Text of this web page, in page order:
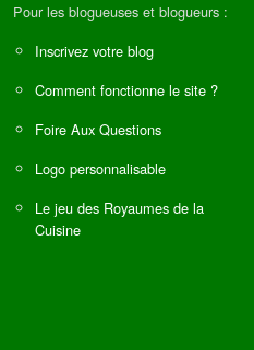
Pour les blogueuses et blogueurs :
Inscrivez votre blog
Comment fonctionne le site ?
Foire Aux Questions
Logo personnalisable
Le jeu des Royaumes de la
Cuisine